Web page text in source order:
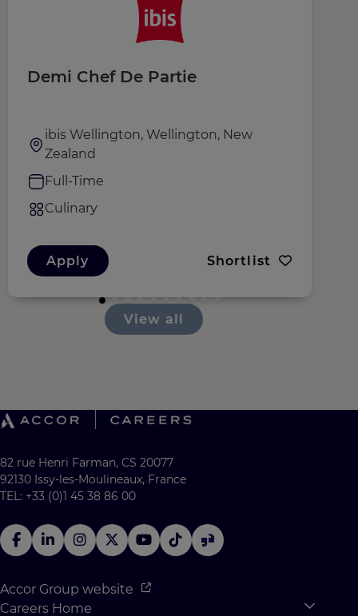
Demi Chef De Partie
ibis Wellington, Wellington, New
Zealand
Full-Time
Culinary
Apply Shortlist
View all
82 rue Henri Farman, CS 20077
92130 Issy-les-Moulineaux, France
TEL: +33 (0)1 45 38 86 00
Accor Group website
Careers Home